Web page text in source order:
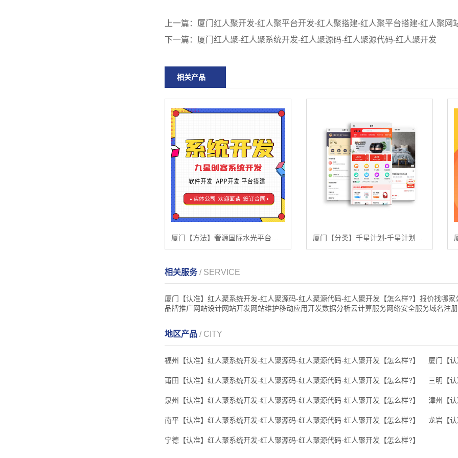
上一篇： 厦门红人聚开发-红人聚平台开发-红人聚搭建-红人聚平台搭建-红人聚网
下一篇： 厦门红人聚-红人聚系统开发-红人聚源码-红人聚源代码-红人聚开发
相关产品
相关服务/ SERVICE
厦门【认准】红人聚系统开发-红人聚源码-红人聚源代码-红人聚开发【怎么样?】报价找哪
品牌推广网站设计网站开发网站维护移动应用开发数据分析云计算服务网络安全服务域名注
地区产品 / CITY
福州【认准】红人聚系统开发-红人聚源码-红人聚源代码-红人聚开发【怎么样?】 厦门【
莆田【认准】红人聚系统开发-红人聚源码-红人聚源代码-红人聚开发【怎么样?】 三明【
泉州【认准】红人聚系统开发-红人聚源码-红人聚源代码-红人聚开发【怎么样?】 漳州【
南平【认准】红人聚系统开发-红人聚源码-红人聚源代码-红人聚开发【怎么样?】 龙岩【
宁德【认准】红人聚系统开发-红人聚源码-红人聚源代码-红人聚开发【怎么样?】